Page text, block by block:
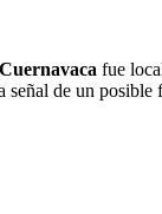
Cuernavaca fue
de un